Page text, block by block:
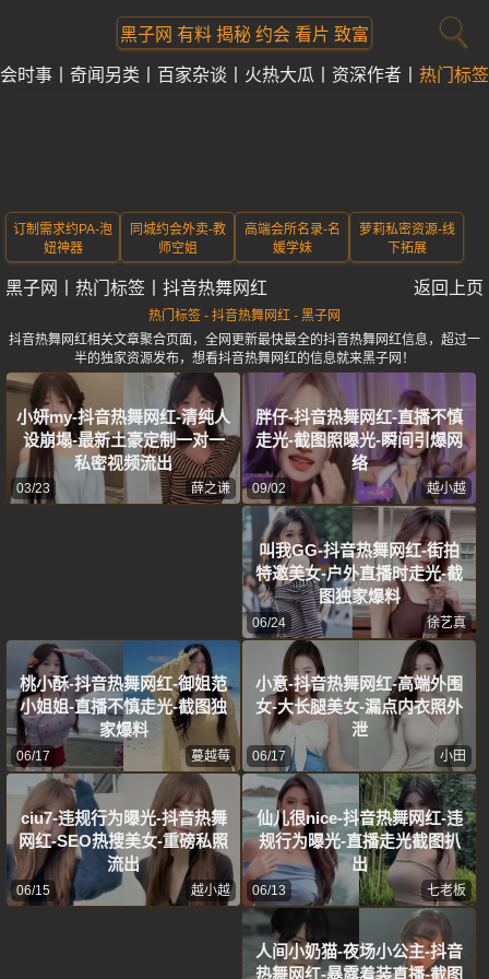
黑子网 有料 揭秘 约会 看片 致富
时事 奇闻另类 百家杂谈 火热大瓜 资深作者 热门标签
订制需求约PA-泡
妞神器
同城约会外卖-教
师空姐
高端会所名录-名
媛学妹
萝莉私密资源-线
下拓展
黑子网 热门标签 抖音热舞网红 返回上页
热门标签 - 抖音热舞网红 - 黑子网
抖音热舞网红相关文章聚合页面，全网更新最快最全的抖音热舞网红信息，超过一
半的独家资源发布，想看抖音热舞网红的信息就来黑子网！
小妍my-抖音热舞网红-清纯人
设崩塌-最新土豪定制一对一
私密视频流出
03/23 薛之谦
胖仔-抖音热舞网红-直播不慎
走光-截图照曝光-瞬间引爆网
络
09/02 越小越
叫我GG-抖音热舞网红-街拍
特邀美女-户外直播时走光-截
图独家爆料
06/24 徐艺真
桃小酥-抖音热舞网红-御姐范
小姐姐-直播不慎走光-截图独
家爆料
06/17 蔓越莓
小意-抖音热舞网红-高端外围
女-大长腿美女-漏点内衣照外
泄
06/17 小田
ciu7-违规行为曝光-抖音热舞
网红-SEO热搜美女-重磅私照
流出
06/15 越小越
仙儿很nice-抖音热舞网红-违
规行为曝光-直播走光截图扒
出
06/13 七老板
人间小奶猫-夜场小公主-抖音
热舞网红-暴露着装直播-截图